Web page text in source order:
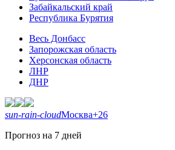
Забайкальский край
Республика Бурятия
Весь Донбасс
Запорожская область
Херсонская область
ЛНР
ДНР
sun-rain-cloudМосква+26
Прогноз на 7 дней